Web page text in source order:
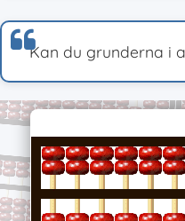
Kan du grunderna i